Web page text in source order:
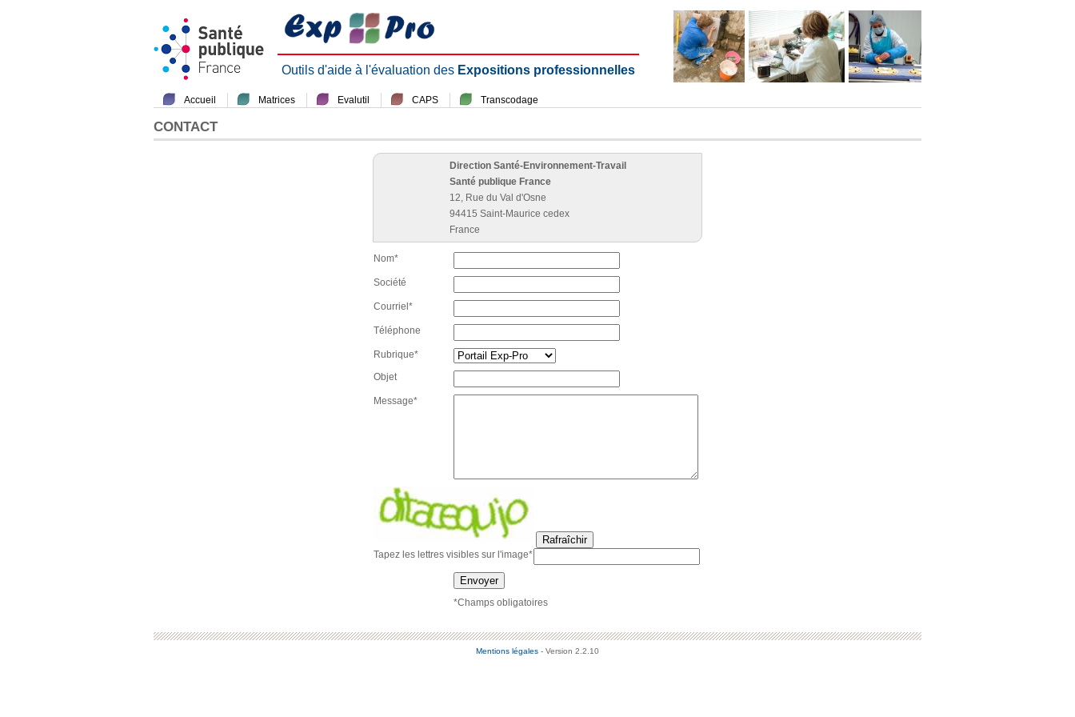
Outils d'aide à l'évaluation des Expositions professionnelles
Accueil Matrices Evalutil CAPS Transcodage
CONTACT
Direction Santé-Environnement-Travail
Santé publique France
12, Rue du Val d'Osne
94415 Saint-Maurice cedex
France
Nom*
Société
Courriel*
Téléphone
Rubrique*
Objet
Message*
Rafraîchir
Tapez les lettres visibles sur l'image*
Envoyer
*Champs obligatoires
Mentions légales - Version 2.2.10